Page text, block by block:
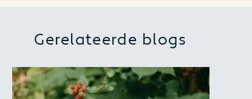
Gerelateerde blogs